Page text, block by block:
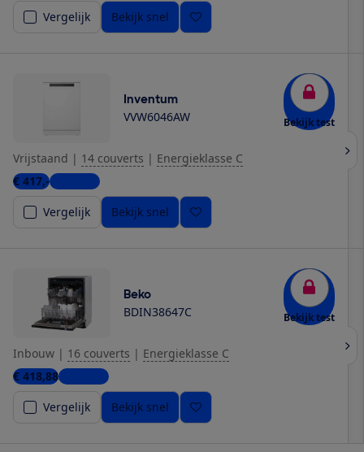
Vergelijk
Bekijk snel
Inventum
VVW6046AW Bekijk test
Vrijstaand | 14 couverts | Energieklasse C
€ 417,-6 winkels
Vergelijk
Bekijk snel
Beko
BDIN38647C Bekijk test
Inbouw | 16 couverts | Energieklasse C
€ 418,883 winkels
Vergelijk
Bekijk snel